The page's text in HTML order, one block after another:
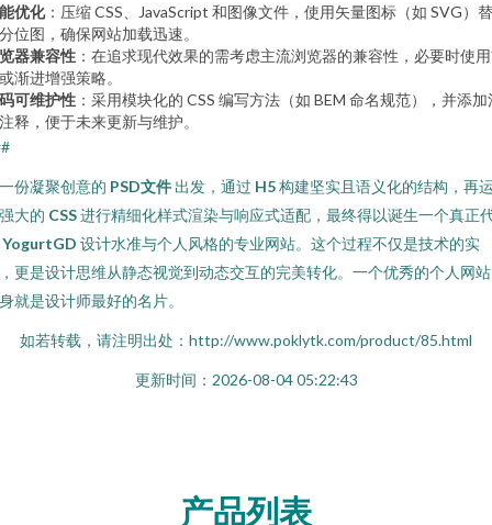
优化：压缩 CSS、JavaScript 和图像文件，使用矢量图标（如 SVG）
位图，确保网站加载迅速。
器兼容性 ：在追求现代效果的需考虑主流浏览器的兼容性，必要时使
渐进增强策略。
可维护性 ：采用模块化的 CSS 编写方法（如 BEM 命名规范），并添加
释，便于未来更新与维护。
份凝聚创意的 PSD文件 出发，通过 H5构建坚实且语义化的结构，再
大的 CSS进行精细化样式渲染与响应式适配，最终得以诞生一个真正
YogurtGD 设计水准与个人风格的专业网站。这个过程不仅是技术的实
更是设计思维从静态视觉到动态交互的完美转化。一个优秀的个人网
就是设计师最好的名片。
如若转载，请注明出处：http://www.poklytk.com/product/85.html
更新时间：2026-08-04 05:22:43
产品列表